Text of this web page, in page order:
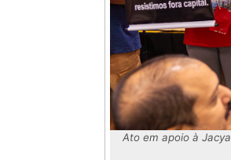
Ato em apoio à